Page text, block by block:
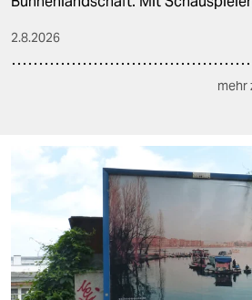
2.8.2026
mehr